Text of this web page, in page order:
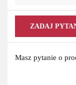
ZADAJ
Masz pytanie o